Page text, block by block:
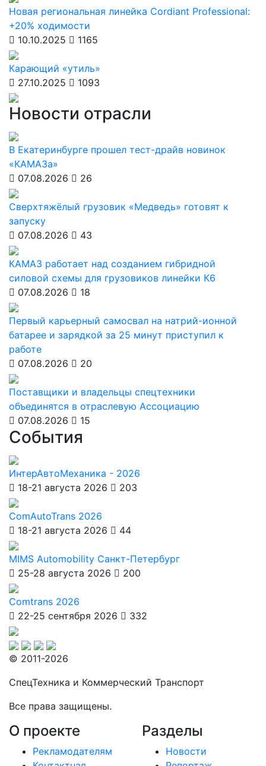
Новая региональная линейка Cordiant Professional:
+20% ходимости
10.10.2025
1165
Карающий «утиль»
27.10.2025
1093
Новости отрасли
В Екатеринбурге прошел тест-драйв новинок
«КАМАЗа»
07.08.2026
26
Сверхтяжёлый грузовик «Медведь» готовят к
запуску
07.08.2026
43
КАМАЗ работает над созданием гибридной
силовой схемы для грузовиков линейки К6
07.08.2026
18
Первый карьерный самосвал на натрий-ионной
батарее и зарядкой за 25 минут приступил к
работе
07.08.2026
20
Поставщики и владельцы спецтехники
объединятся в отраслевую Ассоциацию
07.08.2026
15
События
ИнтерАвтоМеханика - 2026
18-21 августа 2026
203
ComAutoTrans 2026
18-21 августа 2026
44
MIMS Automobility Санкт-Петербург
25-28 августа 2026
200
Comtrans 2026
22-25 сентября 2026
332
© 2011-2026
СпецТехника и Коммерческий Транспорт
Все права защищены.
О проекте
Рекламодателям
Разделы
Новости